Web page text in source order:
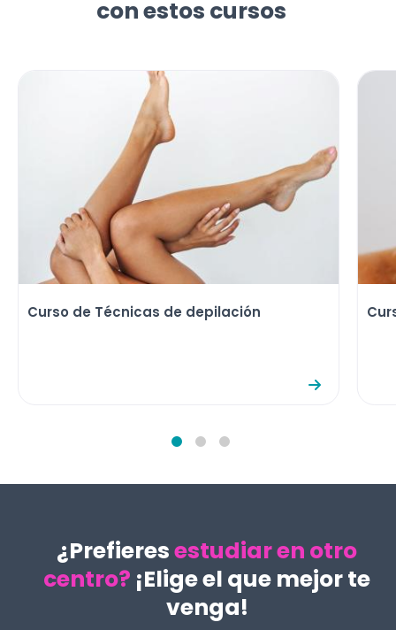
con estos cursos
Curso de Técnicas de depilación
¿Prefieresestudiar en otro
centro? ¡Elige el que mejor te
venga!